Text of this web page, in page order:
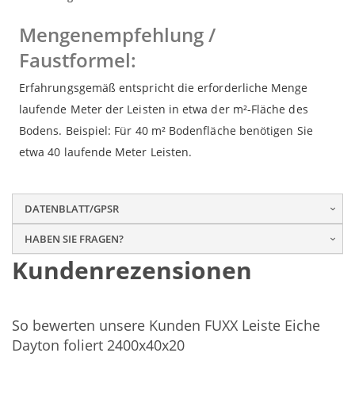
Mengenempfehlung /
Faustformel:
Erfahrungsgemäß entspricht die erforderliche Menge
laufende Meter der Leisten in etwa der m²-Fläche des
Bodens. Beispiel: Für 40 m² Bodenfläche benötigen Sie
etwa 40 laufende Meter Leisten.
DATENBLATT/GPSR
HABEN SIE FRAGEN?
Kundenrezensionen
So bewerten unsere Kunden FUXX Leiste Eiche
Dayton foliert 2400x40x20